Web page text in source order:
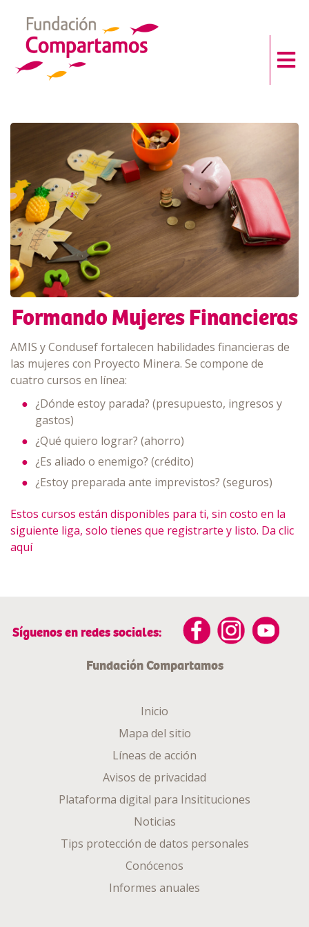
Formando Mujeres Financieras
AMIS y Condusef fortalecen habilidades financieras de
las mujeres con Proyecto Minera. Se compone de
cuatro cursos en línea:
¿Dónde estoy parada? (presupuesto, ingresos y
gastos)
¿Qué quiero lograr? (ahorro)
¿Es aliado o enemigo? (crédito)
¿Estoy preparada ante imprevistos? (seguros)
Estos cursos están disponibles para ti, sin costo en la
siguiente liga, solo tienes que registrarte y listo. Da clic
aquí
Síguenos en redes sociales:
Fundación Compartamos
Inicio
Mapa del sitio
Líneas de acción
Avisos de privacidad
Plataforma digital para Insitituciones
Noticias
Tips protección de datos personales
Conócenos
Informes anuales